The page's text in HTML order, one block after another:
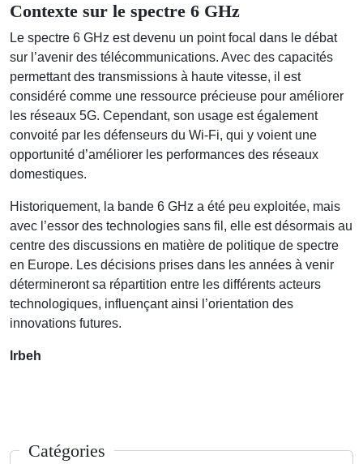
Contexte sur le spectre 6 GHz
Le spectre 6 GHz est devenu un point focal dans le débat
sur l’avenir des télécommunications. Avec des capacités
permettant des transmissions à haute vitesse, il est
considéré comme une ressource précieuse pour améliorer
les réseaux 5G. Cependant, son usage est également
convoité par les défenseurs du Wi-Fi, qui y voient une
opportunité d’améliorer les performances des réseaux
domestiques.
Historiquement, la bande 6 GHz a été peu exploitée, mais
avec l’essor des technologies sans fil, elle est désormais au
centre des discussions en matière de politique de spectre
en Europe. Les décisions prises dans les années à venir
détermineront sa répartition entre les différents acteurs
technologiques, influençant ainsi l’orientation des
innovations futures.
lrbeh
Catégories